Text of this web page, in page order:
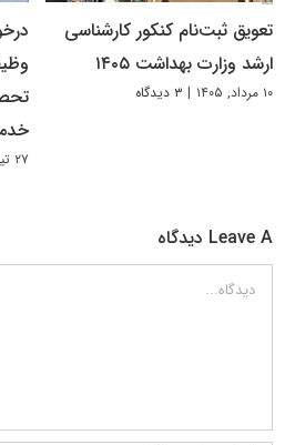
تعویق ثبت‌نام کنکور کارشناسی
ارشد وزارت بهداشت ۱۴۰۵
۱۰ مرداد, ۱۴۰۵ | ۳ دیدگاه
۲۷ تیر, ۱۴۰۵
Leave A دیدگاه
دیدگاه